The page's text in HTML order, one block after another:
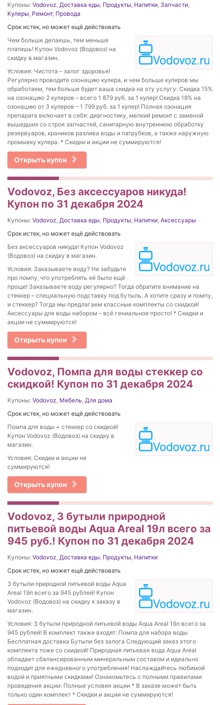
Купоны: Vodovoz, Доставка еды, Продукты, Напитки, Запчасти,
Кулеры, Ремонт, Провода
Срок истек, но может ещё действовать
Чем больше делаешь, тем меньше
платишь! Купон Vodovoz (Водовоз) на
скидку в магазин.
Условия: Чистота – залог здоровья!
Регулярно проводите озонацию кулера, и чем больше кулеров мы
обработаем, тем больше будет ваша скидка на эту услугу: Скидка 15%
на озонацию 2 кулеров – всего 1 879 руб. за 1 кулер! Скидка 18% на
озонацию от 3 кулеров – 1 799 руб. за 1 кулер! Полная озонация
препарата включает в себя: диагностику, мелкий ремонт с заменой
вышедших со строя запчастей, санитарную внутреннюю обработку
резервуаров, краников разлива воды и патрубков, а также наружную
промывку кулера. * Скидки и акции не суммируются!
Открыть купон
Vodovoz, Без аксессуаров никуда!
Купон по 31 декабря 2024
Купоны: Vodovoz, Доставка еды, Продукты, Напитки, Аксессуары
Срок истек, но может ещё действовать
Без аксессуаров никуда! Купон Vodovoz
(Водовоз) на скидку в магазин.
Условия: Заказываете воду? Не забудьте
про помпу, что употреблять её было ещё
проще! Заказываете воду регулярно? Тогда обратите внимание на
стеккер – специальную подставку под бутыль. А хотите сразу и помпу,
и стеккер? Тогда мы предлагаем классные комплекты со скидкой!
Аксессуары для воды набором – всё гениальное просто! * Скидки и
акции не суммируются!
Открыть купон
Vodovoz, Помпа для воды стеккер со
скидкой! Купон по 31 декабря 2024
Купоны: Vodovoz, Мебель, Для дома
Срок истек, но может ещё действовать
Помпа для воды + стеккер со скидкой!
Купон Vodovoz (Водовоз) на скидку в
магазин.
Условия: Скидки и акции не
суммируются!
Открыть купон
Vodovoz, 3 бутыли природной
питьевой воды Aqua Areal 19л всего за
945 руб.! Купон по 31 декабря 2024
Купоны: Vodovoz, Доставка еды, Продукты, Напитки
Срок истек, но может ещё действовать
3 бутыли природной питьевой воды Aqua
Areal 19л всего за 945 рублей! Купон
Vodovoz (Водовоз) на скидку к заказу в
магазин.
Условия: 3 бутыли природной питьевой воды Aqua Areal 19л всего за
945 рублей! В комплект также входят: Помпа для набора воды
Бесплатная доставка Бутыли без залога Следующий заказ этого
комплекта тоже со скидкой! Природная питьевая вода Aqua Areal
обладает сбалансированным минеральным составом и идеально
подходит для ежедневного употребления! Наслаждайтесь любимой
водой и приятными скидками! Ознакомьтесь с полными правилами
проведения акции: Полные условия акции * В заказе может быть
только один комплект * Скидки и акции не суммируются!